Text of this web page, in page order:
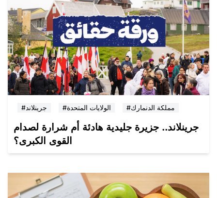
#جرينلاند #الولايات المتحدة #مملكة الدنمارك
جرينلاند.. جزيرة جليدية هادئة أم شرارة لصدام
القوى الكبرى؟